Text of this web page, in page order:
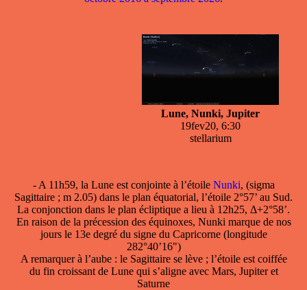
Lune, Nunki, Jupiter
19fev20, 6:30
stellarium
- A 11h59, la Lune est conjointe à l’étoile Nunki, (sigma
Sagittaire ; m 2.05) dans le plan équatorial, l’étoile 2°57’ au Sud.
La conjonction dans le plan écliptique a lieu à 12h25, Δ+2°58’.
En raison de la précession des équinoxes, Nunki marque de nos
jours le 13e degré du signe du Capricorne (longitude
282°40’16")
A remarquer à l’aube : le Sagittaire se lève ; l’étoile est coiffée
du fin croissant de Lune qui s’aligne avec Mars, Jupiter et
Saturne